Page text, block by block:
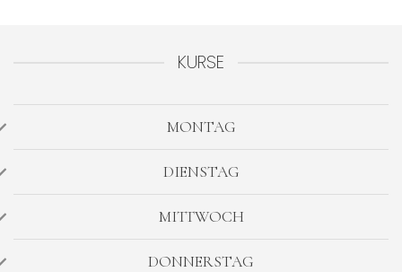
KURSE
MONTAG
DIENSTAG
MITTWOCH
DONNERSTAG